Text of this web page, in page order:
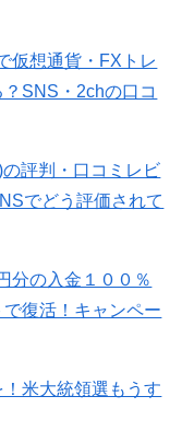
仮想通貨・FXトレ
SNS・2chの口コ
評判・口コミレビ
でどう評価されて
分の入金１００％
復活！キャンペー
米大統領選もうす